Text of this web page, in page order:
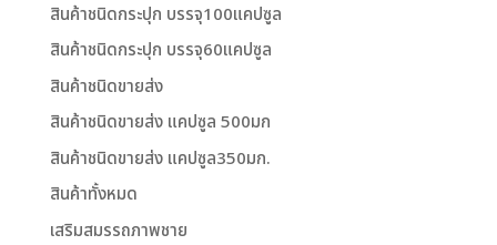
สินค้าชนิดกระปุก บรรจุ100แคปซูล
สินค้าชนิดกระปุก บรรจุ60แคปซูล
สินค้าชนิดขายส่ง
สินค้าชนิดขายส่ง แคปซูล 500มก
สินค้าชนิดขายส่ง แคปซูล350มก.
สินค้าทั้งหมด
เสริมสมรรถภาพชาย